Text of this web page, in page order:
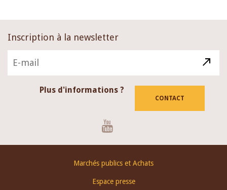
Inscription à la newsletter
Plus d'informations ?
CONTACT
Marchés publics et Achats
Espace presse